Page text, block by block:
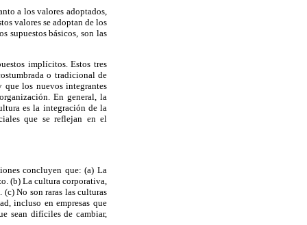
a los valores adoptados,
valores se adoptan de los
supuestos básicos, son las
implícitos. Estos tres
o tradicional de
que los nuevos integrantes
En general, la
es la integración de la
que se reflejan en el
concluyen que: (a) La
(b) La cultura corporativa,
No son raras las culturas
incluso en empresas que
sean difíciles de cambiar,